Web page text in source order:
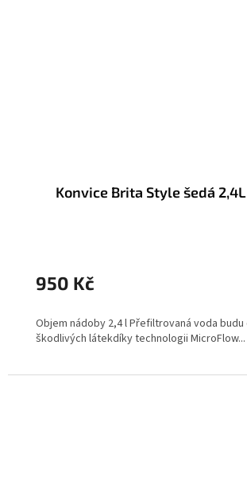
Konvice Brita Style šedá
950 Kč
Objem nádoby 2,4 l Přefiltrovaná voda
škodlivých látekdíky technologii MicroFlow...